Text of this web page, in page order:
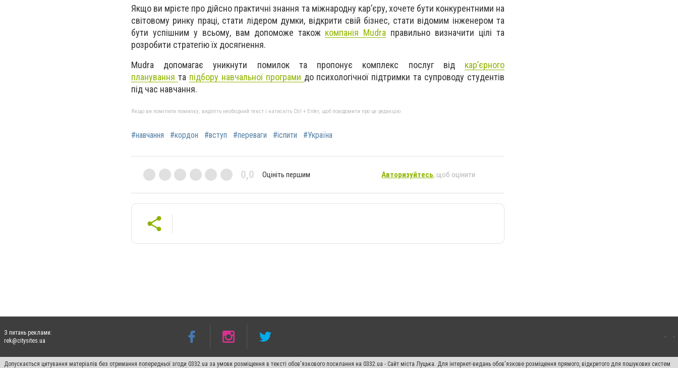
Якщо ви мрієте про дійсно практичні знання та міжнародну кар’єру, хочете бути конкурентними на
світовому ринку праці, стати лідером думки, відкрити свій бізнес, стати відомим інженером та
бути успішним у всьому, вам допоможе також компанія Mudra правильно визначити цілі та
розробити стратегію їх досягнення.
Mudra допомагає уникнути помилок та пропонує комплекс послуг від кар’єрного
планування та підбору навчальної програми до психологічної підтримки та супроводу студентів
під час навчання.
Якщо ви помітили помилку, виділіть необхідний текст і натисніть Ctrl + Enter, щоб повідомити про це редакцію
#навчання #кордон #вступ #переваги #іспити #Україна
0,0 Оцініть першим Авторизуйтесь, щоб оцінити
З питань реклами:
rek@citysites.ua
Допускається цитування матеріалів без отримання попередньої згоди 0332.ua за умови розміщення в тексті обов'язкового посилання на 0332.ua - Сайт міста Луцька. Для інтернет-видань обов'язкове розміщення прямого, відкритого для пошукових систем